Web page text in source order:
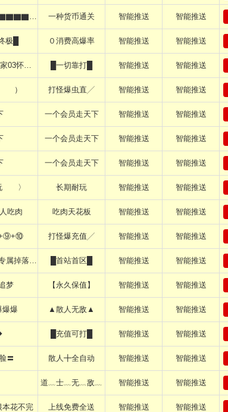
▇▇▇▇▇▇▇▇▇▇▇▇▇▇真公益服▇▇▇▇▇▇▇▇▇▇▇▇▇▇ 一种货币通关 智能推送 智能推送
极█ ０消费高爆率 智能推送 智能推送
版本介绍:━━魅影之刃.诅咒亡.精灵翔.独家03怀旧━━ █一切靠打█ 智能推送 智能推送
） 打怪爆虫直╱ 智能推送 智能推送
一个会员走天下 智能推送 智能推送
一个会员走天下 智能推送 智能推送
一个会员走天下 智能推送 智能推送
〉 长期耐玩 智能推送 智能推送
吃肉 吃肉天花板 智能推送 智能推送
打怪爆充值╱ 智能推送 智能推送
◆◆上千件独立专属装备，每只怪物独有专属掉落◆◆ █首站首区█ 智能推送 智能推送
梦 【永久保值】 智能推送 智能推送
爆 ▲散人无敌▲ 智能推送 智能推送
█充值可打█ 智能推送 智能推送
〓 散人╋全自动 智能推送 智能推送
道﹏士﹏无﹏敌﹏ 智能推送 智能推送
花不完 上线免费全送 智能推送 智能推送